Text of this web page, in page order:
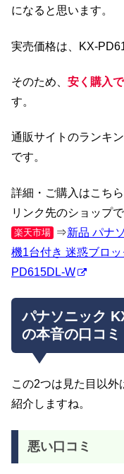
になると思います。
実売価格は、KX-
そのため、 安く購入
す。
通販サイトのランキ
です。
詳細・ご購入はこち
リンク先のショップで
楽天市場 ⇒新品 パナ
機1台付き 迷惑ブロ
PD615DL-W
パナソニック
の本音の口コ
この2つは見た目以
紹介しますね。
悪い口コミ